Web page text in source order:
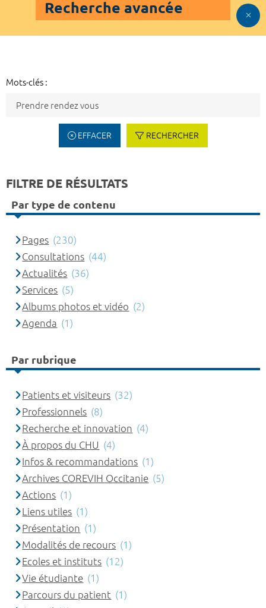
Recherche avancée
Mots-clés :
EFFACER RECHERCHER
FILTRE DE RÉSULTATS
Par type de contenu
Pages (230)
Consultations (44)
Actualités (36)
Services (5)
Albums photos et vidéo (2)
Agenda (1)
Par rubrique
Patients et visiteurs (32)
Professionnels (8)
Recherche et innovation (4)
À propos du CHU (4)
Infos & recommandations (1)
Archives COREVIH Occitanie (5)
Actions (1)
Liens utiles (1)
Présentation (1)
Modalités de recours (1)
Ecoles et instituts (12)
Vie étudiante (1)
Parcours du patient (1)